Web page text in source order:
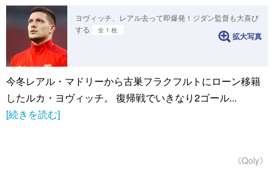
ヨヴィッチ、レアル去って即爆発！ジダン監督も大喜び
する
全 1 枚
拡大写真
今冬レアル・マドリーから古巣フラクフルトにローン移籍
したルカ・ヨヴィッチ。 復帰戦でいきなり2ゴール...
[続きを読む]
《Qoly》